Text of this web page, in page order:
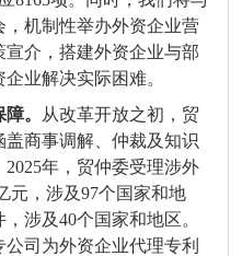
机制性举办外资企业营
介，搭建外资企业与部
业解决实际困难。
。
从改革开放之初，贸
商事调解、仲裁及知识
年，贸仲委受理涉外
元，涉及97个国家和地
涉及40个国家和地区。
司为外资企业代理专利